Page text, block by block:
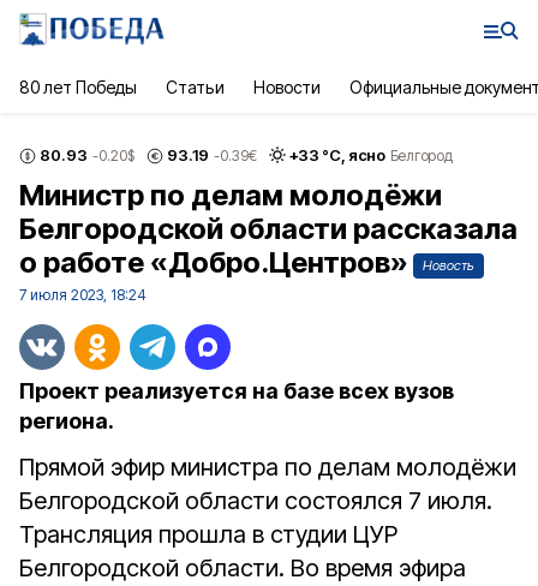
80 лет Победы Статьи Новости Официальные
80.93 -0.20$ 93.19 -0.39€ +33 °С, ясно Белгород
Министр по делам молодёжи
Белгородской области рассказала
о работе «Добро.Центров»
Новость
7 июля 2023, 18:24
Проект реализуется на базе всех вузов
региона.
Прямой эфир министра по делам молодёжи
Белгородской области состоялся 7 июля.
Трансляция прошла в студии ЦУР
Белгородской области. Во время эфира